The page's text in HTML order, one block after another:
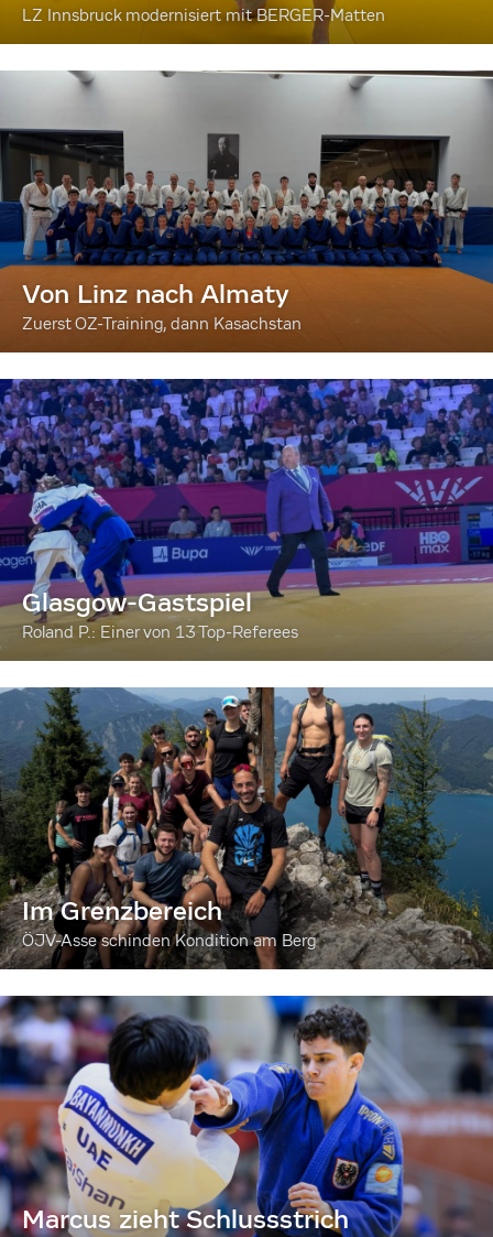
LZ Innsbruck modernisiert mit BERGER-Matten
Von Linz nach Almaty
Zuerst OZ-Training, dann Kasachstan
Glasgow-Gastspiel
Roland P.: Einer von 13 Top-Referees
Im Grenzbereich
ÖJV-Asse schinden Kondition am Berg
Marcus zieht Schlussstrich